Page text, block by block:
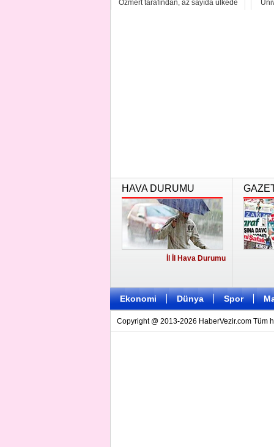
Özmert tarafından, az sayıda ülkede
HAVA DURUMU
İl İl Hava Durumu
Ekonomi Dünya Spor
Copyright @ 2013-2026 HaberVezir.com Tüm